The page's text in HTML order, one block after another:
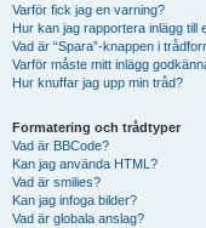
Varför fick jag en varning?
Hur kan jag rapportera inlägg till
Vad är “Spara”-knappen i
Varför måste mitt inlägg
Hur knuffar jag upp min tråd?
Formatering och trådtyper
Vad är BBCode?
Kan jag använda HTML?
Vad är smilies?
Kan jag infoga bilder?
Vad är globala anslag?